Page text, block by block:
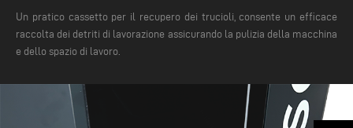
Un pratico cassetto per il recupero dei trucioli, consente un efficace
raccolta dei detriti di lavorazione assicurando la pulizia della macchina
e dello spazio di lavoro.